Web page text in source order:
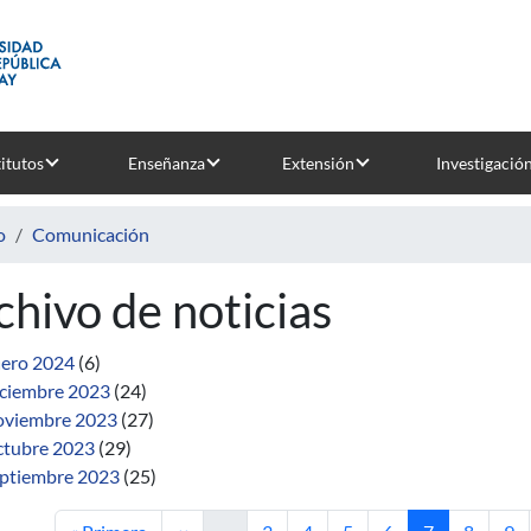
Enseñanza Extensión Investigación
Comunicación
de noticias
2024 (6)
2023 (24)
2023 (27)
2023 (29)
2023 (25)